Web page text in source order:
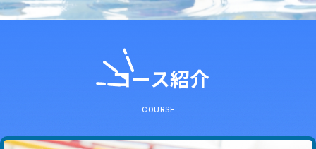
コース紹介
COURSE